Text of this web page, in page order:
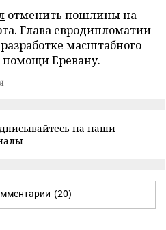
отменить пошлины на
Глава евродипломатии
масштабного
помощи Еревану.
на наши
(20)